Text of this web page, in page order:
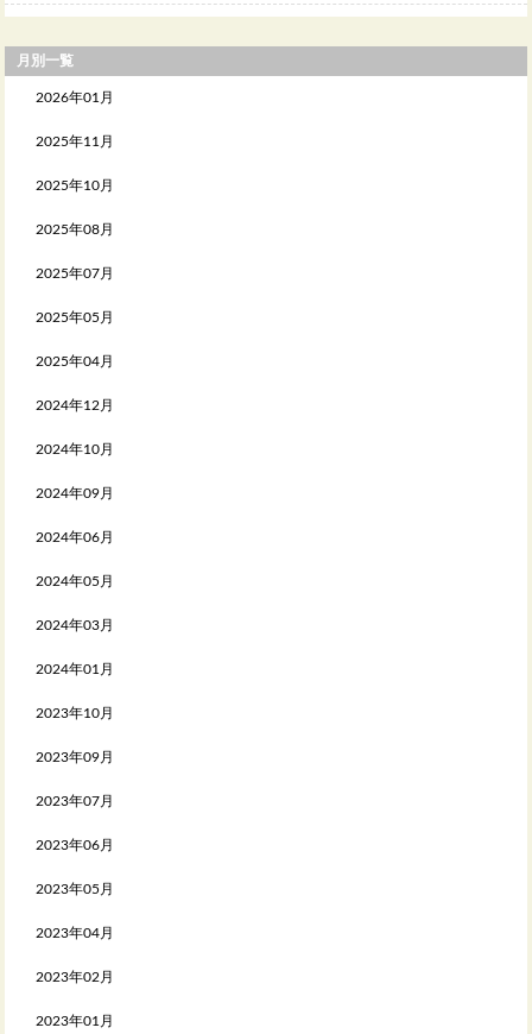
月別一覧
2026年01月
2025年11月
2025年10月
2025年08月
2025年07月
2025年05月
2025年04月
2024年12月
2024年10月
2024年09月
2024年06月
2024年05月
2024年03月
2024年01月
2023年10月
2023年09月
2023年07月
2023年06月
2023年05月
2023年04月
2023年02月
2023年01月